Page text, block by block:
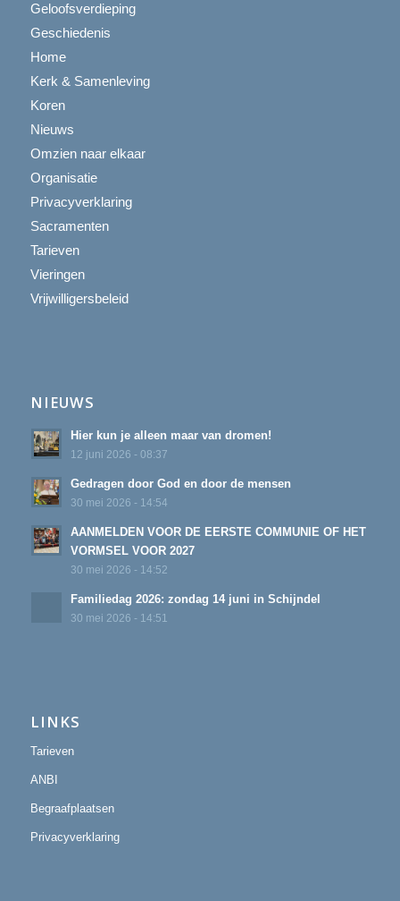
Geloofsverdieping
Geschiedenis
Home
Kerk & Samenleving
Koren
Nieuws
Omzien naar elkaar
Organisatie
Privacyverklaring
Sacramenten
Tarieven
Vieringen
Vrijwilligersbeleid
NIEUWS
Hier kun je alleen maar van dromen!
12 juni 2026 - 08:37
Gedragen door God en door de mensen
30 mei 2026 - 14:54
AANMELDEN VOOR DE EERSTE COMMUNIE OF HET
VORMSEL VOOR 2027
30 mei 2026 - 14:52
Familiedag 2026: zondag 14 juni in Schijndel
30 mei 2026 - 14:51
LINKS
Tarieven
ANBI
Begraafplaatsen
Privacyverklaring